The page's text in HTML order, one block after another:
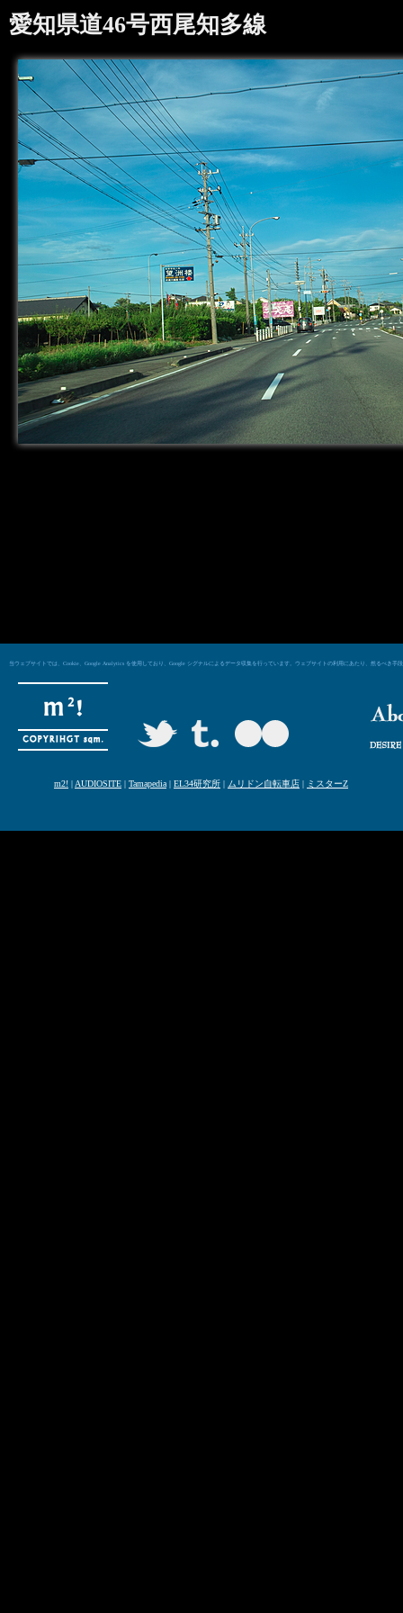
愛知県道46号西尾知多線
当ウェブサイトでは、Cookie、Google Analytics を使用しており、Google シグナルによるデータ収集を行っています。ウェブサイトの利用にあたり、然るべき
m2! | AUDIOSITE | Tamapedia | EL34研究所 | ムリドン自転車店 | ミスターZ